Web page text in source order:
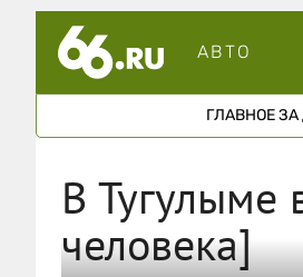
АВТО
ГЛАВНОЕ ЗА
В Тугулыме
человека]